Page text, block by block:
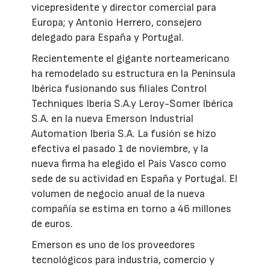
vicepresidente y director comercial para
Europa; y Antonio Herrero, consejero
delegado para España y Portugal.
Recientemente el gigante norteamericano
ha remodelado su estructura en la Península
Ibérica fusionando sus filiales Control
Techniques Iberia S.A.y Leroy-Somer Ibérica
S.A. en la nueva Emerson Industrial
Automation Iberia S.A. La fusión se hizo
efectiva el pasado 1 de noviembre, y la
nueva firma ha elegido el País Vasco como
sede de su actividad en España y Portugal. El
volumen de negocio anual de la nueva
compañía se estima en torno a 46 millones
de euros.
Emerson es uno de los proveedores
tecnológicos para industria, comercio y